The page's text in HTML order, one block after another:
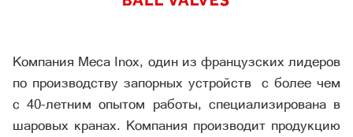
Компания Meca Inox, один из французских лидеров
по производству запорных устройств с более чем
с 40-летним опытом работы, специализирована в
шаровых кранах. Компания производит продукцию